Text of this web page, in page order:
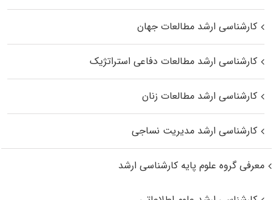
کارشناسی ارشد مطالعات جهان
کارشناسی ارشد مطالعات دفاعی استراتژیک
کارشناسی ارشد مطالعات زنان
کارشناسی ارشد مدیریت نساجی
معرفی گروه علوم پایه کارشناسی ارشد